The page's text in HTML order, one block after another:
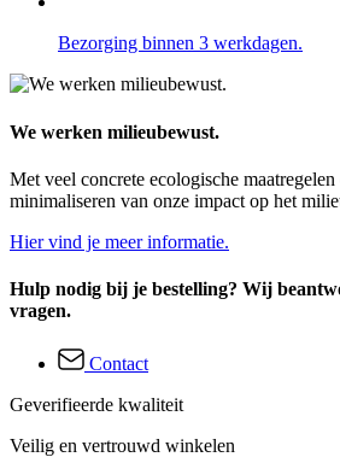
Bezorging binnen 3 werkdagen.
We werken milieubewust.
Met veel concrete ecologische
minimaliseren van onze impact op het
Hier vind je meer informatie.
Hulp nodig bij je bestelling? Wij
vragen.
Contact
Geverifieerde kwaliteit
Veilig en vertrouwd winkelen